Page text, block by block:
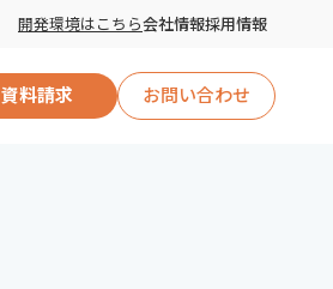
開発環境はこちら会社情報採用情報
資料請求 お問い合わせ